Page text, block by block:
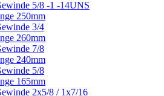
5/8 -1 -14UNS
250mm
3/4
260mm
7/8
240mm
5/8
165mm
2x5/8 / 1x7/16